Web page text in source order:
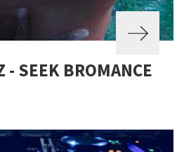
- SEEK BROMANCE